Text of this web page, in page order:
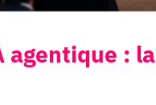
: la